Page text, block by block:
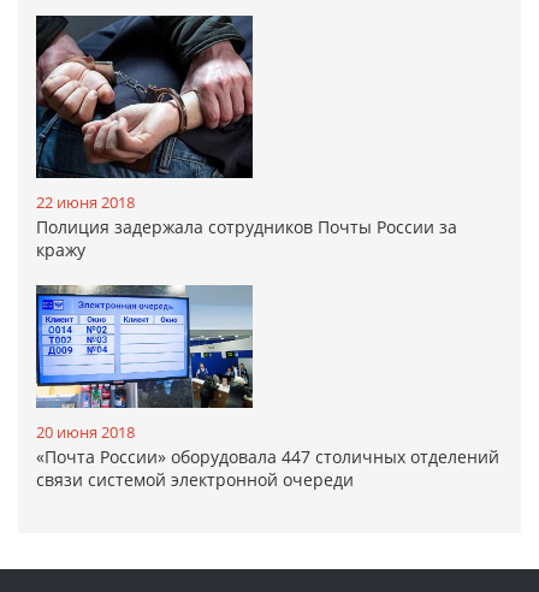
22 июня 2018
Полиция задержала сотрудников Почты России за
кражу
20 июня 2018
«Почта России» оборудовала 447 столичных отделений
связи системой электронной очереди